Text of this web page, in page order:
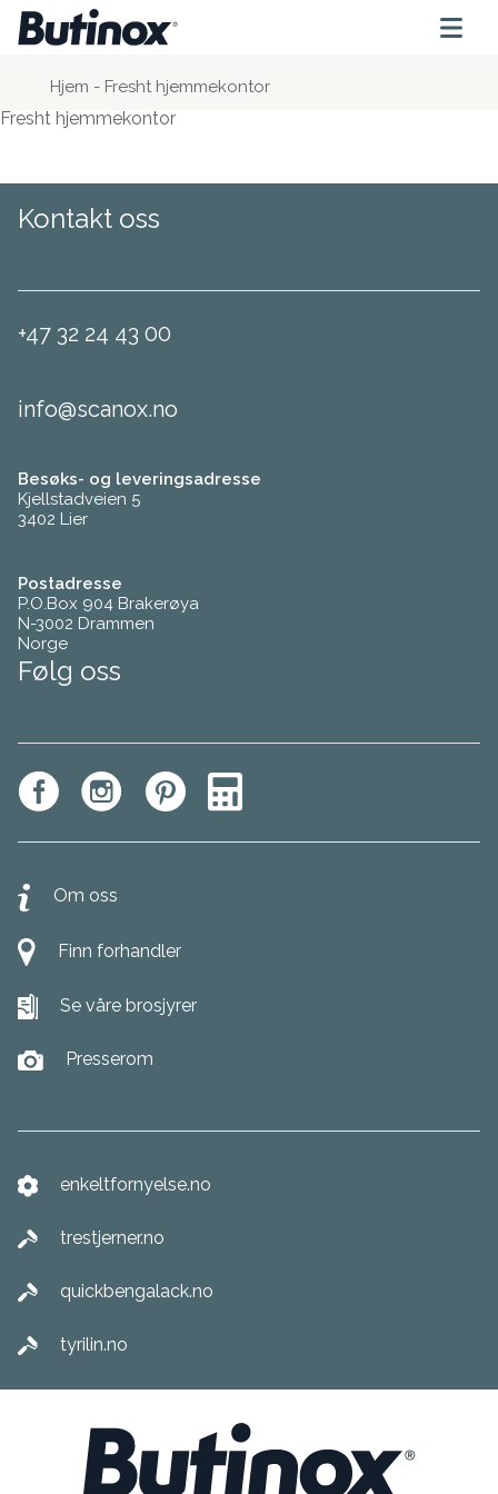
Hjem - Fresht hjemmekontor
Fresht hjemmekontor
Kontakt oss
+47 32 24 43 00
info@scanox.no
Besøks- og leveringsadresse
Kjellstadveien 5
3402 Lier
Postadresse
P.O.Box 904 Brakerøya
N-3002 Drammen
Norge
Følg oss
Om oss
Finn forhandler
Se våre brosjyrer
Presserom
enkeltfornyelse.no
trestjerner.no
quickbengalack.no
tyrilin.no